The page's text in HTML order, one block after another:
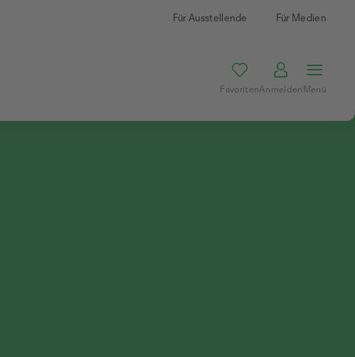
Für Ausstellende Für Medien
FavoritenAnmeldenMenü